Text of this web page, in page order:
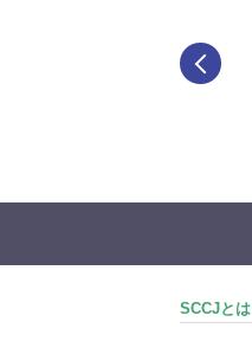
SCCJとは